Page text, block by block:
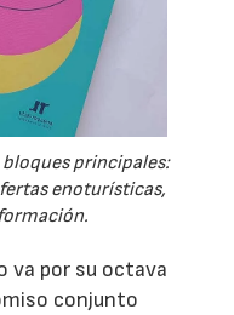
principales:
enoturísticas,
va por su octava
conjunto